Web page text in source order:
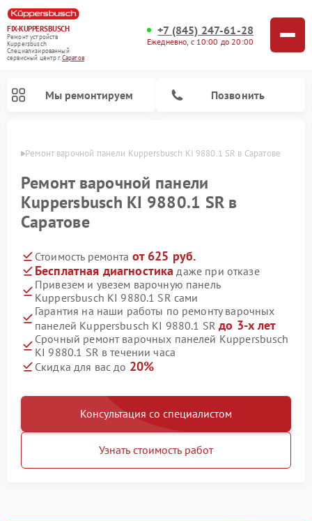
FIX-KUPPERSBUSCH
Ремонт устройств
Kuppersbusch
Специализированный
cервисный центр г.Саратов
+7 (845) 247-61-28
Ежедневно, с 10:00 до 20:00
Мы ремонтируем Позвонить
Ремонт варочной панели Kuppersbusch KI 9880.1 SR в Саратове
Ремонт варочной панели
Kuppersbusch KI 9880.1 SR в
Саратове
Стоимость ремонта от 625 руб.
Бесплатная диагностика даже при отказе
Привезем и увезем варочную панель
Kuppersbusch KI 9880.1 SR сами
Гарантия на наши работы по ремонту варочных
панелей Kuppersbusch KI 9880.1 SRдо 3-х лет
Срочный ремонт варочных панелей Kuppersbusch
KI 9880.1 SR в течении часа
Скидка для вас до 20%
Консультация со специалистом
Узнать стоимость работ